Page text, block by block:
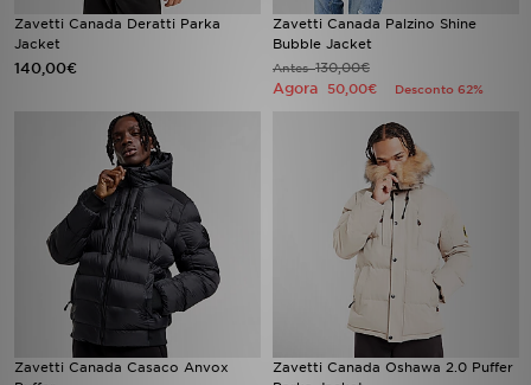
Zavetti Canada Deratti Parka
Jacket
140,00€
Zavetti Canada Palzino Shine
Bubble Jacket
Antes130,00€
Agora 50,00€ Desconto 62%
Zavetti Canada Casaco Anvox
Zavetti Canada Oshawa 2.0 Puffer